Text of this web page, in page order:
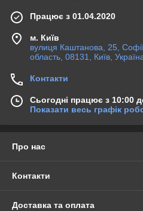
Працює з 01.04.2020
м. Київ
вулиця Каштанова, 25,
область, 08131, Київ,
Контакти
Сьогодні працює з 10:00
Показати весь графік
Про нас
Контакти
Доставка та оплата